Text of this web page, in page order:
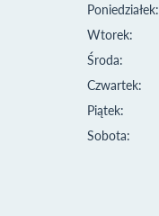
Poniedziałek:
Wtorek:
Środa:
Czwartek:
Piątek:
Sobota: